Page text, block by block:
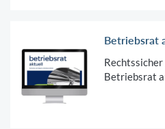
Betriebsrat
Betriebsrat